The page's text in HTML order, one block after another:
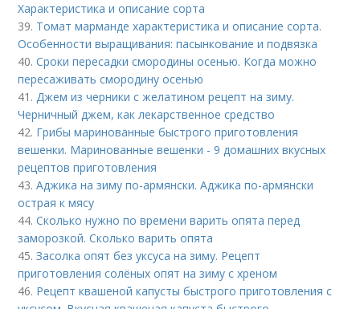
Характеристика и описание сорта
39. Томат марманде характеристика и описание сорта.
Особенности выращивания: пасынкование и подвязка
40.Сроки пересадки смородины осенью. Когда можно
пересаживать смородину осенью
41.Джем из черники с желатином рецепт на зиму.
Черничный джем, как лекарственное средство
42. Грибы маринованные быстрого приготовления
вешенки. Маринованные вешенки - 9 домашних вкусных
рецептов приготовления
43.Аджика на зиму по-армянски. Аджика по-армянски
острая к мясу
44.Сколько нужно по времени варить опята перед
заморозкой. Сколько варить опята
45.Засолка опят без уксуса на зиму. Рецепт
приготовления солёных опят на зиму с хреном
46. Рецепт квашеной капусты быстрого приготовления с